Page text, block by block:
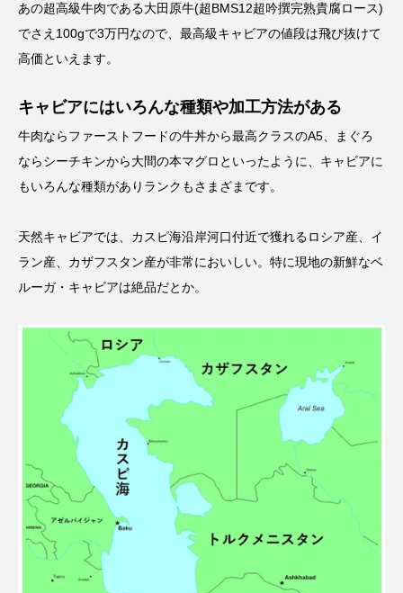
あの超高級牛肉である大田原牛(超BMS12超吟撰完熟貴腐ロース)
でさえ100gで3万円なので、最高級キャビアの値段は飛び抜けて
高価といえます。
キャビアにはいろんな種類や加工方法がある
牛肉ならファーストフードの牛丼から最高クラスのA5、まぐろ
ならシーチキンから大間の本マグロといったように、キャビアに
もいろんな種類がありランクもさまざまです。
天然キャビアでは、カスピ海沿岸河口付近で獲れるロシア産、イ
ラン産、カザフスタン産が非常においしい。特に現地の新鮮なベ
ルーガ・キャビアは絶品だとか。